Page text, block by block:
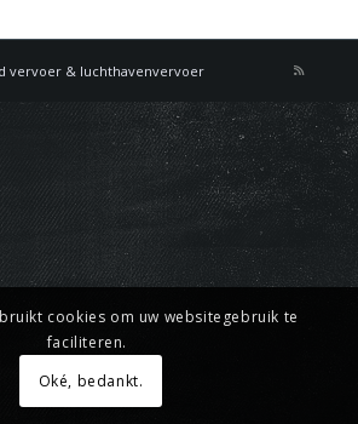
vervoer & luchthavenvervoer
cookies om uw websitegebruik te
faciliteren.
Oké, bedankt.